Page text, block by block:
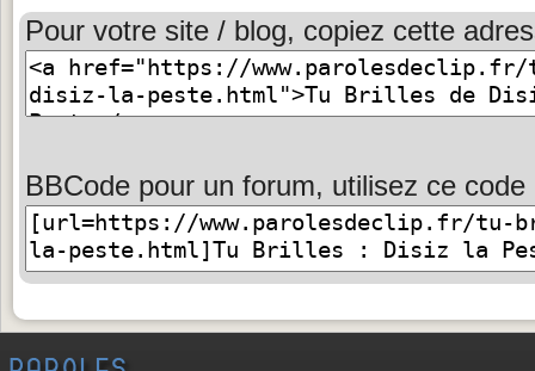
Pour votre site / blog, copiez cette
BBCode pour un forum, utilisez ce code